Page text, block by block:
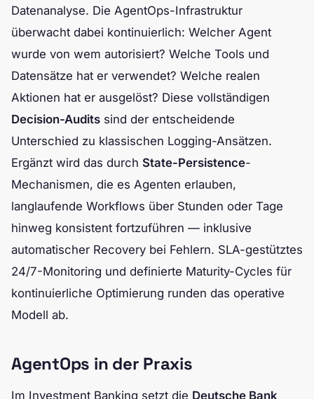
Datenanalyse. Die AgentOps-Infrastruktur
überwacht dabei kontinuierlich: Welcher Agent
wurde von wem autorisiert? Welche Tools und
Datensätze hat er verwendet? Welche realen
Aktionen hat er ausgelöst? Diese vollständigen
Decision-Audits sind der entscheidende
Unterschied zu klassischen Logging-Ansätzen.
Ergänzt wird das durch State-Persistence-
Mechanismen, die es Agenten erlauben,
langlaufende Workflows über Stunden oder Tage
hinweg konsistent fortzuführen — inklusive
automatischer Recovery bei Fehlern. SLA-gestütztes
24/7-Monitoring und definierte Maturity-Cycles für
kontinuierliche Optimierung runden das operative
Modell ab.
AgentOps in der Praxis
Im Investment Banking setzt die Deutsche Bank